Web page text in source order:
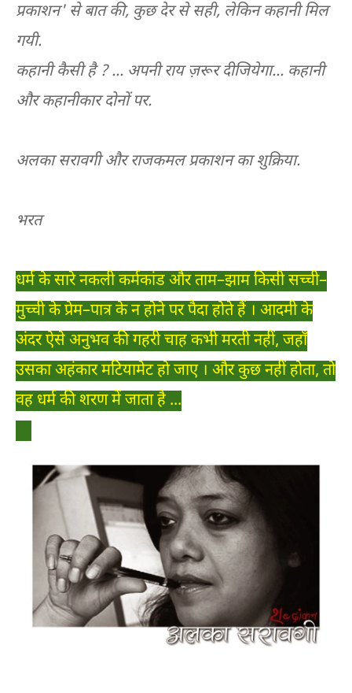
प्रकाशन' से बात की, कुछ देर से सही, लेकिन कहानी मिल
गयी.
कहानी कैसी है ? ... अपनी राय ज़रूर दीजियेगा... कहानी
और कहानीकार दोनों पर.
अलका सरावगी और राजकमल प्रकाशन का शुक्रिया.
भरत
धर्म के सारे नकली कर्मकांड और ताम–झाम किसी सच्ची–
मुच्ची के प्रेम–पात्र के न होने पर पैदा होते हैं । आदमी के
अंदर ऐसे अनुभव की गहरी चाह कभी मरती नहीं, जहाँ
उसका अहंकार मटियामेट हो जाए । और कुछ नहीं होता, तो
वह धर्म की शरण में जाता है ...